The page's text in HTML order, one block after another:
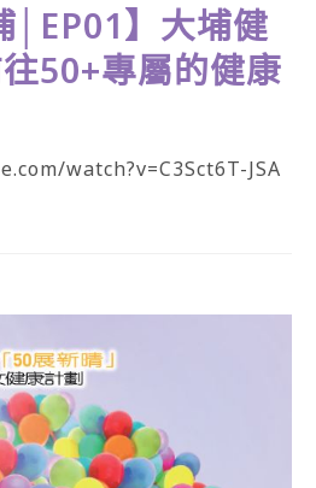
│EP01】大埔健
50+專屬的健康
watch?v=C3Sct6T-JSA